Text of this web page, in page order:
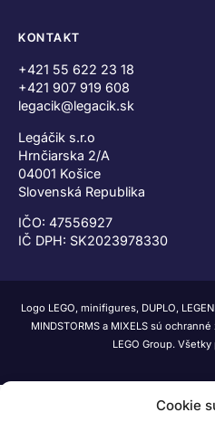
Cookie
KONTAKT
+421 55 622 23 18
+421 907 919 608
legacik@legacik.sk
Legáčik s.r.o
Hrnčiarska 2/A
04001 Košice
Slovenská Republika
IČO: 47556927
IČ DPH: SK2023978330
Logo LEGO, minifigures, DUPLO,
MINDSTORMS a MIXELS sú
LEGO Group.